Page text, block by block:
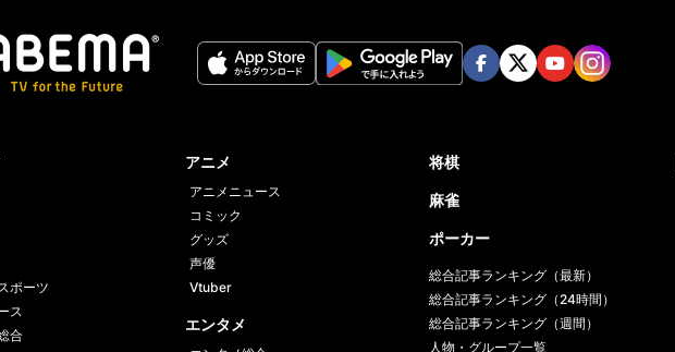
ポーツ
ス
合
アニメ
アニメニュース
コミック
グッズ
声優
Vtuber
エンタメ
将棋
麻雀
ポーカー
総合記事ランキング（最新）
総合記事ランキング（24時間）
総合記事ランキング（週間）
人物・グループ一覧